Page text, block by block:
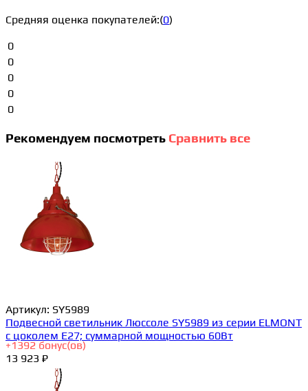
Средняя оценка покупателей:(0)
0
0
0
0
0
Рекомендуем посмотреть Сравнить все
Артикул: SY5989
Подвесной светильник Люссоле SY5989 из серии ELMONT
с цоколем E27; суммарной мощностью 60Вт
+1392 бонус(ов)
13 923 ₽